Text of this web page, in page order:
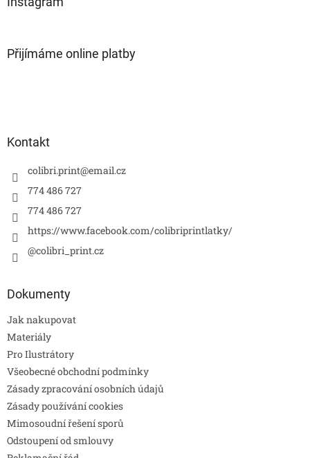
Přijímáme online platby
Kontakt
colibri.print@email.cz
774 486 727
774 486 727
https://www.facebook.com/colibriprintlatky/
@colibri_print.cz
Dokumenty
Jak nakupovat
Materiály
Pro Ilustrátory
Všeobecné obchodní podmínky
Zásady zpracování osobních údajů
Zásady používání cookies
Mimosoudní řešení sporů
Odstoupení od smlouvy